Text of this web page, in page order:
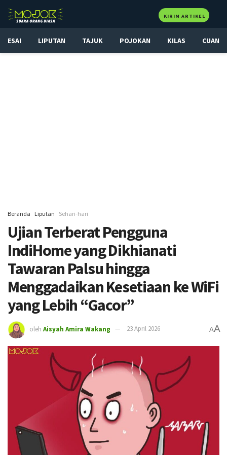
KIRIM ARTIKEL
ESAI LIPUTAN TAJUK POJOKAN KILAS CUAN
Beranda Liputan Sehari-hari
Ujian Terberat Pengguna
IndiHome yang Dikhianati
Tawaran Palsu hingga
Menggadaikan Kesetiaan ke WiFi
yang Lebih “Gacor”
oleh Aisyah Amira Wakang 23 April 2026 AA